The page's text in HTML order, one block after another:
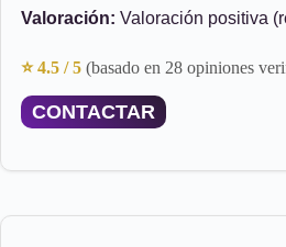
Valoración: Valoración positiva
⭐ 4.5 / 5 (basado en 28 opiniones
CONTACTAR